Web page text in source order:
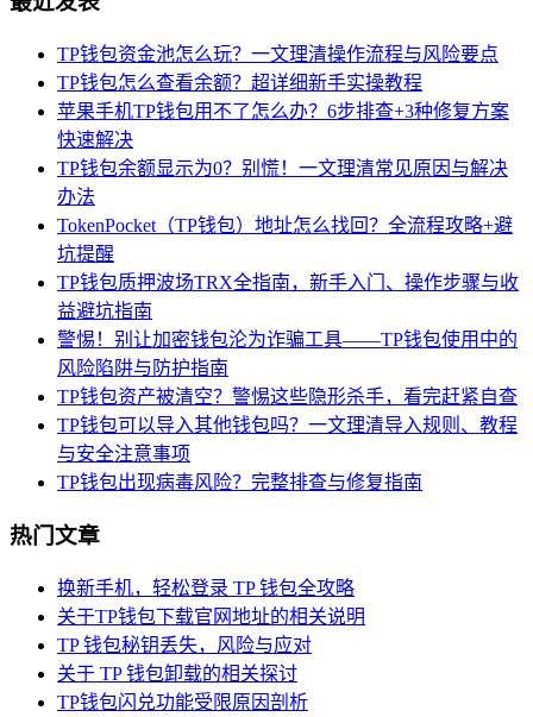
TP钱包资金池怎么玩？一文理清操作流程与风险要点
TP钱包怎么查看余额？超详细新手实操教程
苹果手机TP钱包用不了怎么办？6步排查+3种修复方案
快速解决
TP钱包余额显示为0？别慌！一文理清常见原因与解决
办法
TokenPocket（TP钱包）地址怎么找回？全流程攻略+避
坑提醒
TP钱包质押波场TRX全指南，新手入门、操作步骤与收
益避坑指南
警惕！别让加密钱包沦为诈骗工具——TP钱包使用中的
风险陷阱与防护指南
TP钱包资产被清空？警惕这些隐形杀手，看完赶紧自查
TP钱包可以导入其他钱包吗？一文理清导入规则、教程
与安全注意事项
TP钱包出现病毒风险？完整排查与修复指南
热门文章
换新手机，轻松登录 TP 钱包全攻略
关于TP钱包下载官网地址的相关说明
TP 钱包秘钥丢失，风险与应对
关于 TP 钱包卸载的相关探讨
TP钱包闪兑功能受限原因剖析